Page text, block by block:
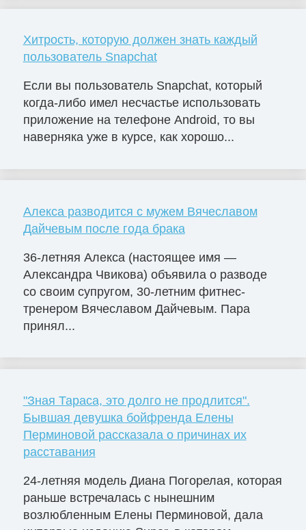
Хитрость, которую должен знать каждый
пользователь Snapchat
Если вы пользователь Snapchat, который
когда-либо имел несчастье использовать
приложение на телефоне Android, то вы
наверняка уже в курсе, как хорошо...
Алекса разводится с мужем Вячеславом
Дайчевым после года брака
36-летняя Алекса (настоящее имя —
Александра Чвикова) объявила о разводе
со своим супругом, 30-летним фитнес-
тренером Вячеславом Дайчевым. Пара
принял...
"Зная Тараса, это долго не продлится".
Бывшая девушка бойфренда Елены
Перминовой рассказала о причинах их
расставания
24-летняя модель Диана Погорелая, которая
раньше встречалась с нынешним
возлюбленным Елены Перминовой, дала